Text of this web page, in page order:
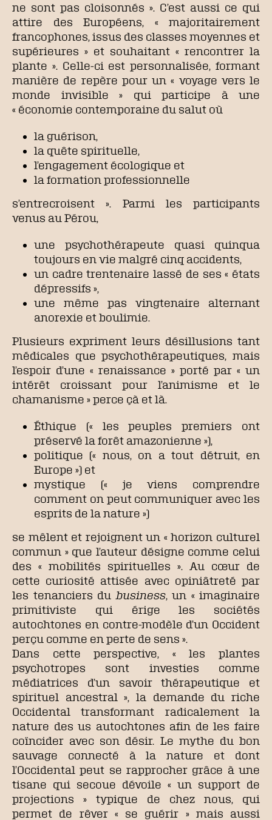
ne sont pas cloisonnés ». C’est aussi ce qui
attire des Européens, « majoritairement
francophones, issus des classes moyennes et
supérieures » et souhaitant « rencontrer la
plante ». Celle-ci est personnalisée, formant
manière de repère pour un « voyage vers le
monde invisible » qui participe à une
« économie contemporaine du salut où
la guérison,
la quête spirituelle,
l’engagement écologique et
la formation professionnelle
s’entrecroisent ». Parmi les participants
venus au Pérou,
une psychothérapeute quasi quinqua
toujours en vie malgré cinq accidents,
un cadre trentenaire lassé de ses « états
dépressifs »,
une même pas vingtenaire alternant
anorexie et boulimie.
Plusieurs expriment leurs désillusions tant
médicales que psychothérapeutiques, mais
l’espoir d’une « renaissance » porté par « un
intérêt croissant pour l’animisme et le
chamanisme » perce çà et là.
Éthique (« les peuples premiers ont
préservé la forêt amazonienne »),
politique (« nous, on a tout détruit, en
Europe ») et
mystique (« je viens comprendre
comment on peut communiquer avec les
esprits de la nature »)
se mêlent et rejoignent un « horizon culturel
commun » que l’auteur désigne comme celui
des « mobilités spirituelles ». Au cœur de
cette curiosité attisée avec opiniâtreté par
les tenanciers du business, un « imaginaire
primitiviste qui érige les sociétés
autochtones en contre-modèle d’un Occident
perçu comme en perte de sens ».
Dans cette perspective, « les plantes
psychotropes sont investies comme
médiatrices d’un savoir thérapeutique et
spirituel ancestral », la demande du riche
Occidental transformant radicalement la
nature des us autochtones afin de les faire
coïncider avec son désir. Le mythe du bon
sauvage connecté à la nature et dont
l’Occidental peut se rapprocher grâce à une
tisane qui secoue dévoile « un support de
projections » typique de chez nous, qui
permet de rêver « se guérir » mais aussi